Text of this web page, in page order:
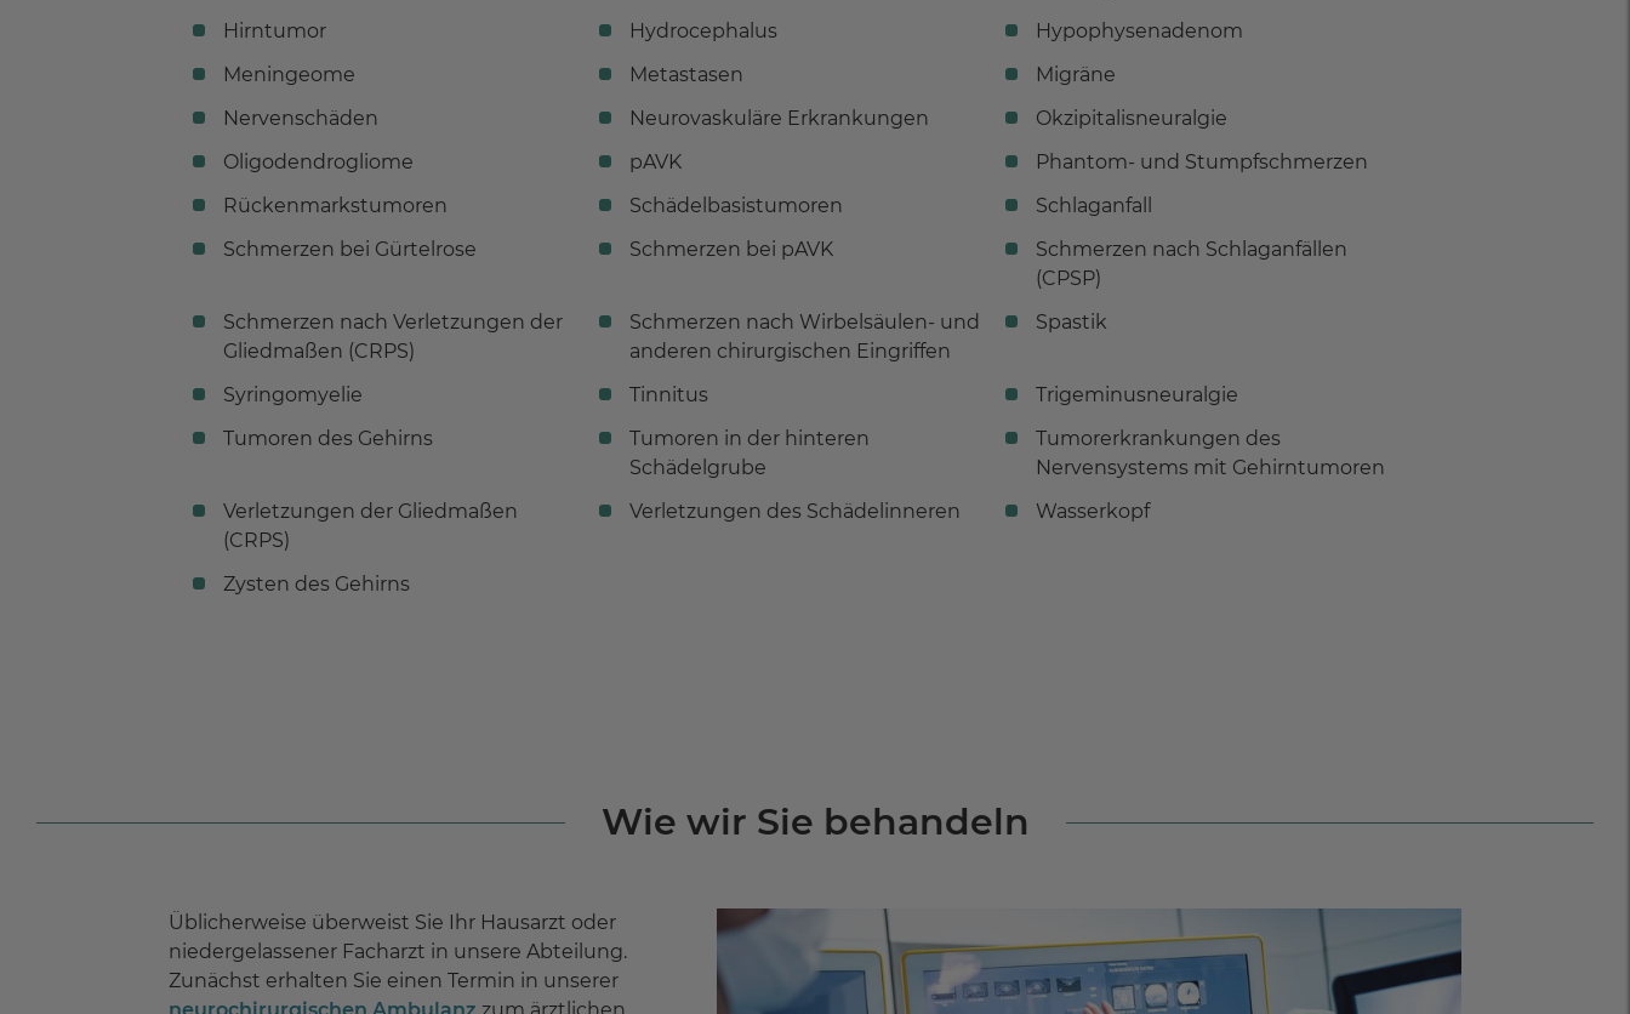
Hirntumor
Hydrocephalus
Hypophysenadenom
Meningeome
Metastasen
Migräne
Nervenschäden
Neurovaskuläre Erkrankungen
Okzipitalisneuralgie
Oligodendrogliome
pAVK
Phantom- und Stumpfschmerzen
Rückenmarkstumoren
Schädelbasistumoren
Schlaganfall
Schmerzen bei Gürtelrose
Schmerzen bei pAVK
Schmerzen nach Schlaganfällen
(CPSP)
Schmerzen nach Verletzungen der
Gliedmaßen (CRPS)
Schmerzen nach Wirbelsäulen- und
anderen chirurgischen Eingriffen
Spastik
Syringomyelie Tinnitus
Trigeminusneuralgie
Tumoren des Gehirns
Tumoren in der hinteren
Schädelgrube
Tumorerkrankungen des
Nervensystems mit Gehirntumoren
Verletzungen der Gliedmaßen
(CRPS)
Verletzungen des Schädelinneren Wasserkopf
Zysten des Gehirns
Wie wir Sie behandeln
Üblicherweise überweist Sie Ihr Hausarzt oder
niedergelassener Facharzt in unsere Abteilung.
Zunächst erhalten Sie einen Termin in unserer
neurochirurgischen Ambulanz zum ärztlichen